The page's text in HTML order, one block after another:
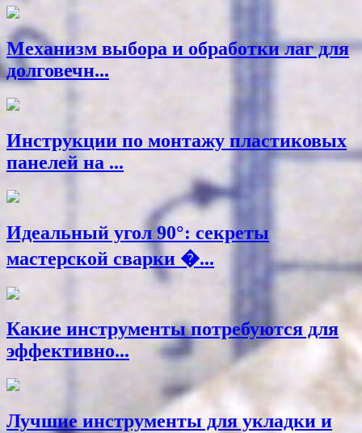
Механизм выбора и обработки лаг для
долговечн...
Инструкции по монтажу пластиковых
панелей на ...
Идеальный угол 90°: секреты
мастерской сварки �...
Какие инструменты потребуются для
эффективно...
Лучшие инструменты для укладки и